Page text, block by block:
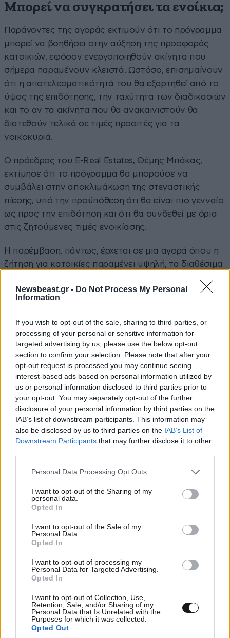
Newsbeast.gr - Do Not Process My Personal
Information
If you wish to opt-out of the sale, sharing to third parties, or
processing of your personal or sensitive information for
targeted advertising by us, please use the below opt-out
section to confirm your selection. Please note that after your
opt-out request is processed you may continue seeing
interest-based ads based on personal information utilized by
us or personal information disclosed to third parties prior to
your opt-out. You may separately opt-out of the further
disclosure of your personal information by third parties on the
IAB’s list of downstream participants. This information may
also be disclosed by us to third parties on the IAB’s List of
Downstream Participants that may further disclose it to other
Please note that this website/app uses one or more Google
not limited to your visit or usage behaviour. You may click to
grant or deny consent to Google and its third-party tags to
use your data for below specified purposes in below Google
consent section.
Personal Data Processing Opt Outs
I want to opt-out of the Sharing of my
personal data.
Opted In
I want to opt-out of the Sale of my
Personal Data.
Opted In
I want to opt-out of processing my
Personal Data for Targeted Advertising.
Opted In
I want to opt-out of Collection, Use,
Retention, Sale, and/or Sharing of my
Personal Data that Is Unrelated with the
Purposes for which it was collected.
Opted Out
Μπορεί να συγκρατήσει τα ενοίκια;
Παράγοντες της αγοράς εκτιμούν ότι το πρόγραμμα
μπορεί να βοηθήσει στην αύξηση της προσφοράς
κατοικιών, εφόσον ενεργοποιηθούν ακίνητα που
σήμερα παραμένουν κλειστά. Ωστόσο, επισημαίνουν
ότι η αποτελεσματικότητά του θα εξαρτηθεί από το
ύψος της επιδότησης, την ταχύτητα των διαδικασιών
και το αν τα ακίνητα που θα ανακαινιστούν θα
διατεθούν τελικά σε τιμές προσιτές για τα
νοικοκυριά.
Ο πρόεδρος του E-Real Estates, Θέμης Μπάκας,
εκτίμησε ότι το πρόγραμμα θα μπορούσε να
συμβάλει στην αποκλιμάκωση της στεγαστικής
πίεσης, υπό την προϋπόθεση ότι θα είναι πιο γενναίο
ως προς την επιδότηση και ότι θα συνδεθεί με όρια
στις ζητούμενες τιμές ενοικίασης.
Η παρέμβαση, πάντως, έρχεται σε μια αγορά όπου η
ζήτηση για κατοικίες παραμένει υψηλή, τα διαθέσιμα
ανακαίνισης εξακολουθεί να επηρεάζεται από τις
ΑκολουθήστετοNewsbeastστο Viber και
μάθετεπρώτοιτασημαντικότερα νέα
ΠΕΡΙΣΣΟΤΕΡΑ ΑΠΟ ΤΗΝ
ΟΙΚΟΝΟΜΙΑ
Με ποιον τρόπο θα παρακολουθεί η κυβέρνηση